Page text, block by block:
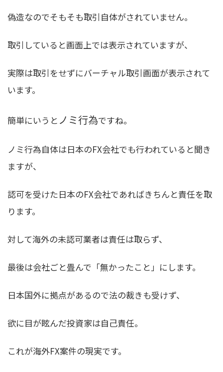
偽造なのでそもそも取引自体がされていません。
取引していると画面上では表示されていますが、
実際は取引をせずにバーチャル取引画面が表示されて
います。
簡単にいうと ノミ行為ですね。
ノミ行為自体は日本のFX会社でも行われていると聞き
ますが、
認可を受けた日本のFX会社であればきちんと責任を取
ります。
対して海外の未認可業者は責任は取らず、
最後は会社ごと畳んで「無かったこと」にします。
日本国外に拠点があるので法の裁きも受けず、
欲に目が眩んだ投資家は自己責任。
これが海外FX案件の現実です。